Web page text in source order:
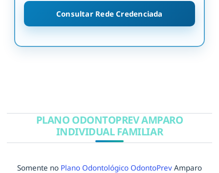
Consultar Rede Credenciada
PLANO ODONTOPREV AMPARO
INDIVIDUAL FAMILIAR
Somente no Plano Odontológico OdontoPrev Amparo